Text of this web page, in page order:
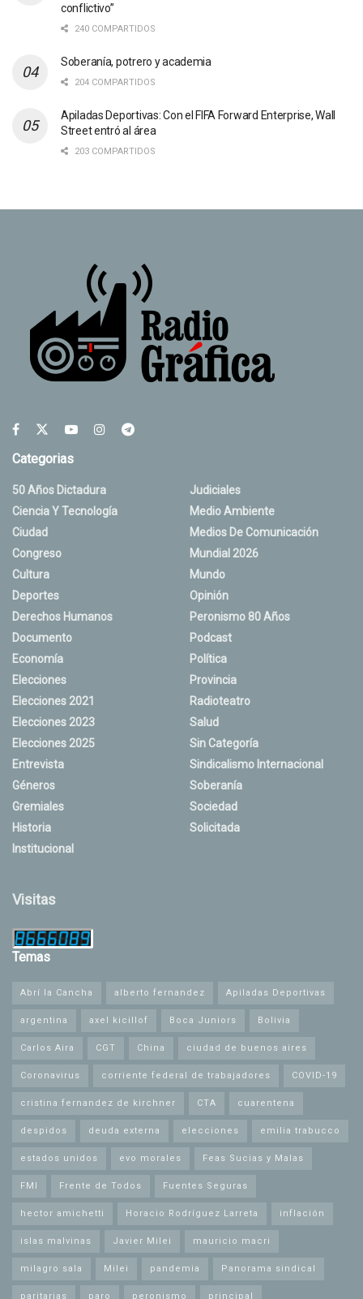
conflictivo”
240 COMPARTIDOS
Soberanía, potrero y academia
204 COMPARTIDOS
Apiladas Deportivas: Con el FIFA Forward Enterprise, Wall
Street entró al área
203 COMPARTIDOS
Categorias
50 Años Dictadura
Ciencia Y Tecnología
Ciudad
Congreso
Cultura
Deportes
Derechos Humanos
Documento
Economía
Elecciones
Elecciones 2021
Elecciones 2023
Elecciones 2025
Entrevista
Géneros
Gremiales
Historia
Institucional
Judiciales
Medio Ambiente
Medios De Comunicación
Mundial 2026
Mundo
Opinión
Peronismo 80 Años
Podcast
Política
Provincia
Radioteatro
Salud
Sin Categoría
Sindicalismo Internacional
Soberanía
Sociedad
Solicitada
Visitas
Temas
Abrí la Cancha alberto fernandez Apiladas Deportivas
argentina axel kicillof Boca Juniors Bolivia
Carlos Aira CGT China ciudad de buenos aires
Coronavirus corriente federal de trabajadores COVID-19
cristina fernandez de kirchner CTA cuarentena
despidos deuda externa elecciones emilia trabucco
estados unidos evo morales Feas Sucias y Malas
FMI Frente de Todos Fuentes Seguras
hector amichetti Horacio Rodríguez Larreta inflación
islas malvinas Javier Milei mauricio macri
milagro sala Milei pandemia Panorama sindical
paritarias paro peronismo principal